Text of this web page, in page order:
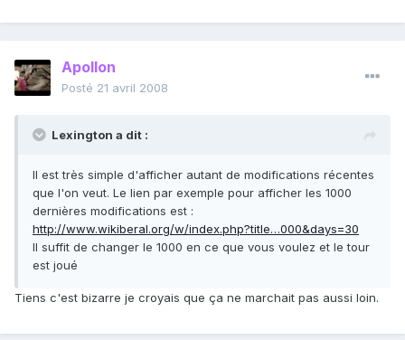
Apollon
Posté 21 avril 2008
Lexington a dit :
Il est très simple d'afficher autant de modifications récentes
que l'on veut. Le lien par exemple pour afficher les 1000
dernières modifications est :
http://www.wikiberal.org/w/index.php?title…000&days=30
Il suffit de changer le 1000 en ce que vous voulez et le tour
est joué
Tiens c'est bizarre je croyais que ça ne marchait pas aussi loin.